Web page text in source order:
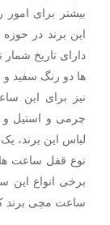
بیشتر برای
دارای تاریخ
ها دو رنگ سفید
نیز برای این
چرمی و استیل و
لباس این برند،
نوع قفل ساعت
برخی انواع
ساعت مچی برند